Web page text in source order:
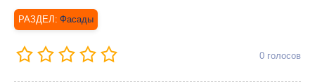
Фасады
0 голосов